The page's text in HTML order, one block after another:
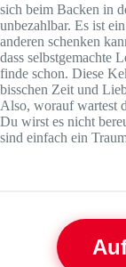
sich beim Backen in
unbezahlbar. Es ist
anderen schenken
dass selbstgemachte
finde schon. Diese
bisschen Zeit und
Also, worauf wartest
Du wirst es nicht
sind einfach ein